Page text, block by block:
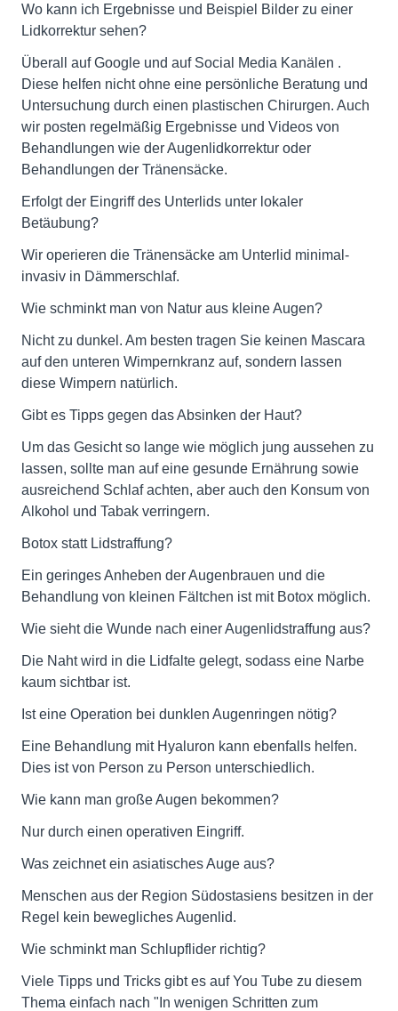
Wo kann ich Ergebnisse und Beispiel Bilder zu einer
Lidkorrektur sehen?
Überall auf Google und auf Social Media Kanälen .
Diese helfen nicht ohne eine persönliche Beratung und
Untersuchung durch einen plastischen Chirurgen. Auch
wir posten regelmäßig Ergebnisse und Videos von
Behandlungen wie der Augenlidkorrektur oder
Behandlungen der Tränensäcke.
Erfolgt der Eingriff des Unterlids unter lokaler
Betäubung?
Wir operieren die Tränensäcke am Unterlid minimal-
invasiv in Dämmerschlaf.
Wie schminkt man von Natur aus kleine Augen?
Nicht zu dunkel. Am besten tragen Sie keinen Mascara
auf den unteren Wimpernkranz auf, sondern lassen
diese Wimpern natürlich.
Gibt es Tipps gegen das Absinken der Haut?
Um das Gesicht so lange wie möglich jung aussehen zu
lassen, sollte man auf eine gesunde Ernährung sowie
ausreichend Schlaf achten, aber auch den Konsum von
Alkohol und Tabak verringern.
Botox statt Lidstraffung?
Ein geringes Anheben der Augenbrauen und die
Behandlung von kleinen Fältchen ist mit Botox möglich.
Wie sieht die Wunde nach einer Augenlidstraffung aus?
Die Naht wird in die Lidfalte gelegt, sodass eine Narbe
kaum sichtbar ist.
Ist eine Operation bei dunklen Augenringen nötig?
Eine Behandlung mit Hyaluron kann ebenfalls helfen.
Dies ist von Person zu Person unterschiedlich.
Wie kann man große Augen bekommen?
Nur durch einen operativen Eingriff.
Was zeichnet ein asiatisches Auge aus?
Menschen aus der Region Südostasiens besitzen in der
Regel kein bewegliches Augenlid.
Wie schminkt man Schlupflider richtig?
Viele Tipps und Tricks gibt es auf You Tube zu diesem
Thema einfach nach "In wenigen Schritten zum